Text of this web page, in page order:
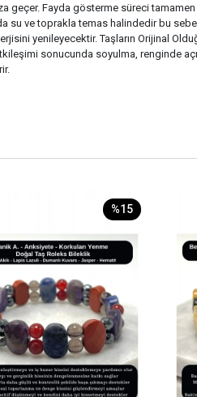
geçer. Fayda gösterme süreci tamamen
su ve toprakla temas halindedir bu
yenileyecektir. Taşların Orijinal
sonucunda soyulma, renginde
%15